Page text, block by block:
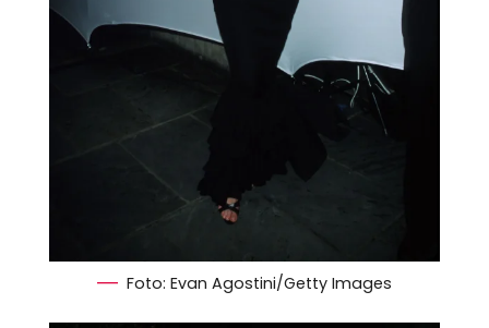
Foto: Evan Agostini/Getty Images